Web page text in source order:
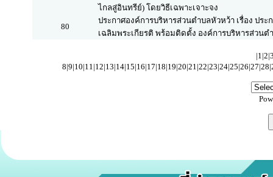
ไกลสู่อินทรีย์) โดยวิธีเฉพาะเจาะจง
80
ประกาศองค์การบริหารส่วนตำบลหัวหว้า เรื่อง ปร
เฉลิมพระเกียรติ พร้อมติดตั้ง องค์การบริหารส่วนต
|1|2|
8|9|10|11|12|13|14|15|16|17|18|19|20|21|22|23|24|25|26|27|28|